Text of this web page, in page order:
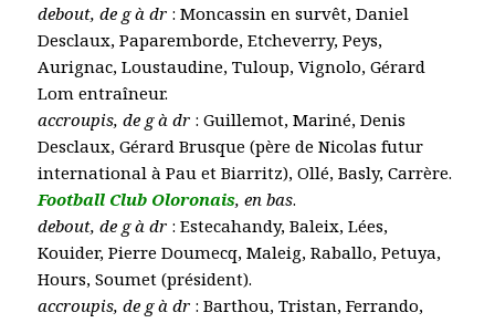
debout, de g à dr : Moncassin en survêt, Daniel
Desclaux, Paparemborde, Etcheverry, Peys,
Aurignac, Loustaudine, Tuloup, Vignolo, Gérard
Lom entraîneur.
accroupis, de g à dr : Guillemot, Mariné, Denis
Desclaux, Gérard Brusque (père de Nicolas futur
international à Pau et Biarritz), Ollé, Basly, Carrère.
Football Club Oloronais, en bas.
debout, de g à dr : Estecahandy, Baleix, Lées,
Kouider, Pierre Doumecq, Maleig, Raballo, Petuya,
Hours, Soumet (président).
accroupis, de g à dr : Barthou, Tristan, Ferrando,